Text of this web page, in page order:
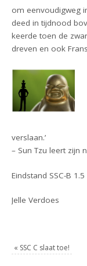
om eenvoudigweg
deed in tijdnood
keerde toen de
dreven en ook
verslaan.’
– Sun Tzu leert zijn
Eindstand SSC-B
Jelle Verdoes
« SSC C slaat toe!